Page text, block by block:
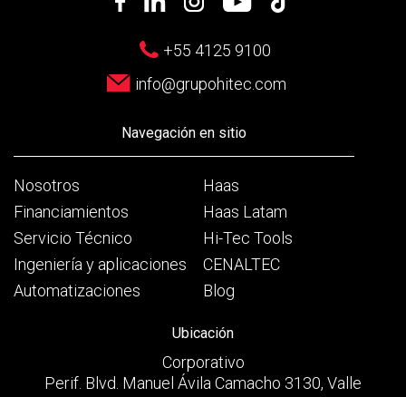
+55 4125 9100
info@grupohitec.com
Navegación en sitio
Nosotros
Financiamientos
Servicio Técnico
Ingeniería y aplicaciones
Automatizaciones
Haas
Haas Latam
Hi-Tec Tools
CENALTEC
Blog
Ubicación
Corporativo
Perif. Blvd. Manuel Ávila Camacho 3130, Valle